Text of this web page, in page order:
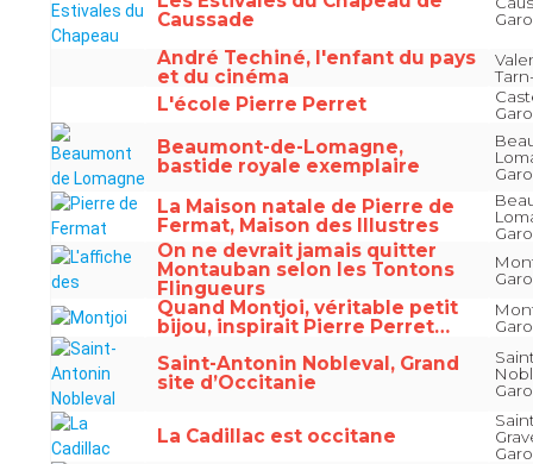
Caussade
André Techiné, l'enfant du pays
et du cinéma
L'école Pierre Perret
Beaumont-de-Lomagne,
bastide royale exemplaire
La Maison natale de Pierre de
Fermat, Maison des Illustres
On ne devrait jamais quitter
Montauban selon les Tontons
Flingueurs
Quand Montjoi, véritable petit
bijou, inspirait Pierre Perret…
Saint-Antonin Nobleval, Grand
site d’Occitanie
La Cadillac est occitane